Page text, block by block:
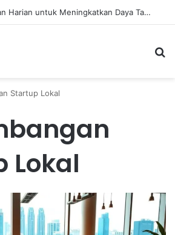
Strategi Kesehatan Harian untuk Meningkatkan Daya Tahan Tubuh dalam Beraktivitas
Startup Lokal
Lokal